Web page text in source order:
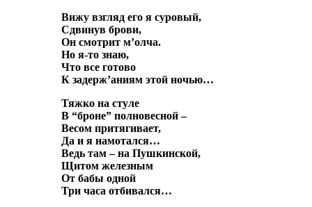
Вижу взгляд его я суровый,
Сдвинув брови,
Он смотрит м’олча.
Но я-то знаю,
Что все готово
К задерж’аниям этой ночью…
Тяжко на стуле
В “броне” полновесной –
Весом притягивает,
Да и я намотался…
Ведь там – на Пушкинской,
Щитом железным
От бабы одной
Три часа отбивался…